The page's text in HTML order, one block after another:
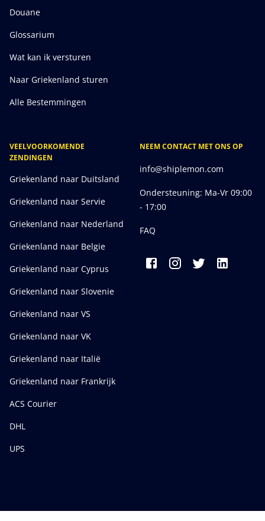
Douane
Glossarium
Wat kan ik versturen
Naar Griekenland sturen
Alle Bestemmingen
VEELVOORKOMENDE
ZENDINGEN
Griekenland naar Duitsland
Griekenland naar Servie
Griekenland naar Nederland
Griekenland naar Belgie
Griekenland naar Cyprus
Griekenland naar Slovenie
Griekenland naar VS
Griekenland naar VK
Griekenland naar Italië
Griekenland naar Frankrijk
ACS Courier
DHL
UPS
NEEM CONTACT MET ONS OP
info@shiplemon.com
Ondersteuning: Ma-Vr 09:00
- 17:00
FAQ